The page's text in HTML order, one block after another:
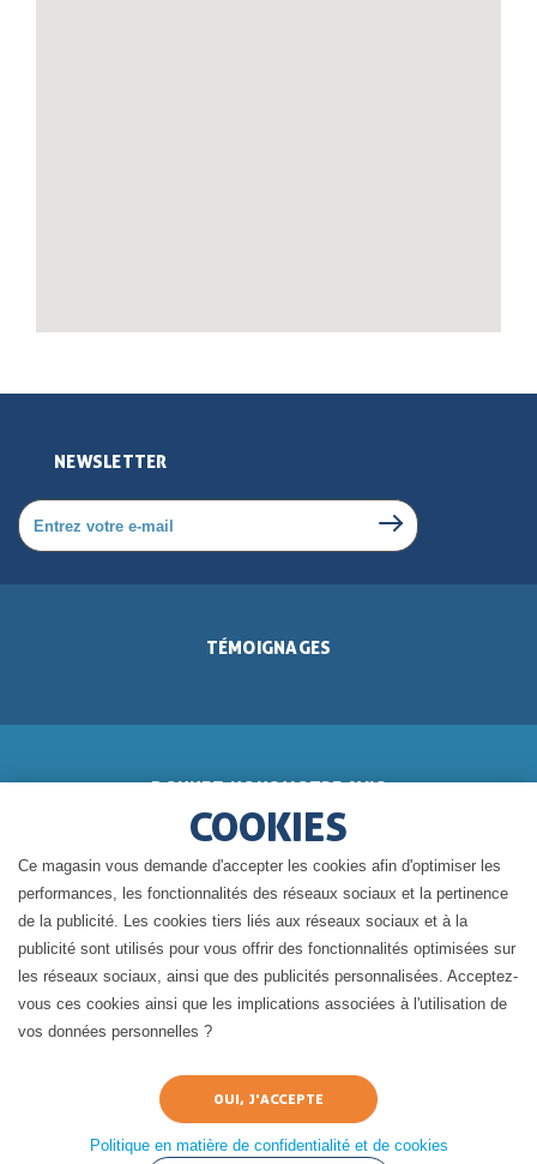
NEWSLETTER
TÉMOIGNAGES
DONNEZ-NOUS VOTRE AVIS
BLOG DE GÉRALDINE
COOKIES
Ce magasin vous demande d'accepter les cookies afin d'optimiser les
performances, les fonctionnalités des réseaux sociaux et la pertinence
de la publicité. Les cookies tiers liés aux réseaux sociaux et à la
publicité sont utilisés pour vous offrir des fonctionnalités optimisées sur
les réseaux sociaux, ainsi que des publicités personnalisées. Acceptez-
vous ces cookies ainsi que les implications associées à l'utilisation de
vos données personnelles ?
Politique en matière de confidentialité et de cookies